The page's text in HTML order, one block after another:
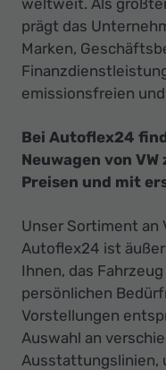
prägt das
Marken,
emissionsfreien
Bei Autoflex24
Neuwagen von
Preisen und mit
Unser Sortiment an
Autoflex24 ist
Ihnen, das
persönlichen
Vorstellungen
Auswahl an
Ausstattungslinien,